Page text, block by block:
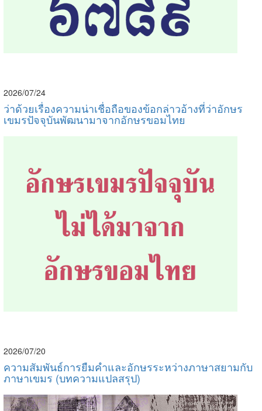
2026/07/24
ว่าด้วยเรื่องความน่าเชื่อถือของข้อกล่าวอ้างที่ว่าอักษร
เขมรปัจจุบันพัฒนามาจากอักษรขอมไทย
2026/07/20
ความสัมพันธ์การยืมคำและอักษรระหว่างภาษาสยามกับ
ภาษาเขมร (บทความแปลสรุป)